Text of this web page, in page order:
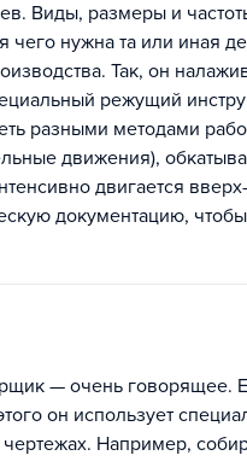
Виды, размеры и
чего нужна та или иная
Так, он
режущий
разными методами
движения),
двигается
документацию,
— очень говорящее.
он использует
Например,